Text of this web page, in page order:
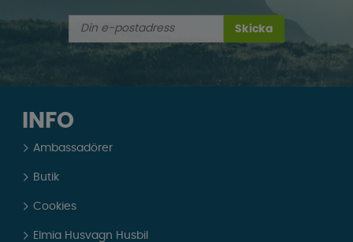
Skicka
INFO
Ambassadörer
Butik
Cookies
Elmia Husvagn Husbil